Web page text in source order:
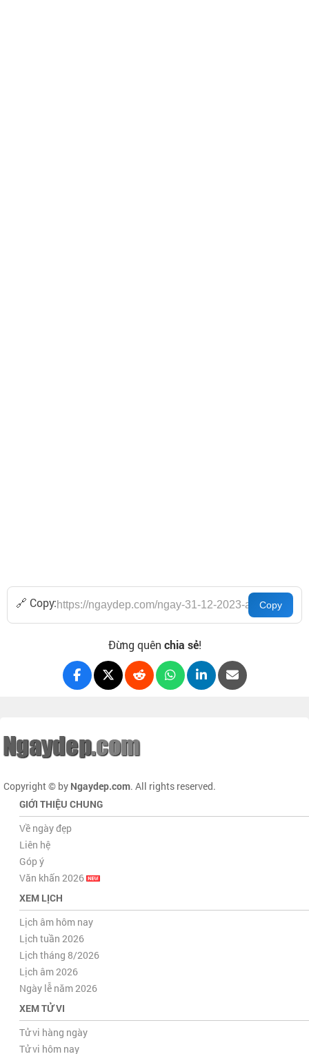
🔗 Copy:
Đừng quên chia sẻ!
Copyright © by Ngaydep.com. All rights reserved.
GIỚI THIỆU CHUNG
Về ngày đẹp
Liên hệ
Góp ý
Văn khấn 2026
XEM LỊCH
Lịch âm hôm nay
Lịch tuần 2026
Lịch tháng 8/2026
Lịch âm 2026
Ngày lễ năm 2026
XEM TỬ VI
Tử vi hàng ngày
Tử vi hôm nay